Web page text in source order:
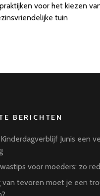
voor het kiezen
tuin
BERICHTEN
Junis een
voor moeders: zo
van tevoren moet je een